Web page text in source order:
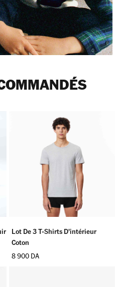
Lot De 3 T-Shirts D'intérieur
Coton
8 900DA